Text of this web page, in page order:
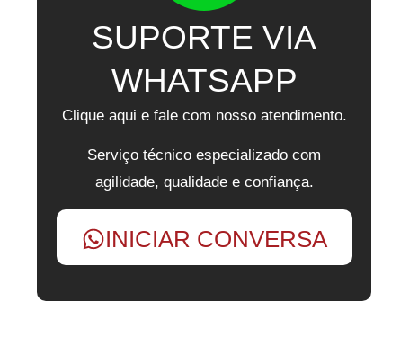
SUPORTE VIA
WHATSAPP
Clique aqui e fale com nosso atendimento.
Serviço técnico especializado com
agilidade, qualidade e confiança.
INICIAR CONVERSA